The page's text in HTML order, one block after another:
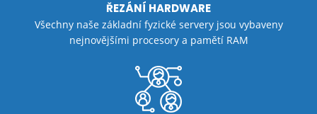
ŘEZÁNÍ HARDWARE
Všechny naše základní fyzické servery jsou vybaveny
nejnovějšími procesory a pamětí RAM